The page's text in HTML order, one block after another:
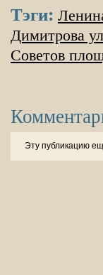
Тэги:
Димитрова
Советов
Эту публикацию